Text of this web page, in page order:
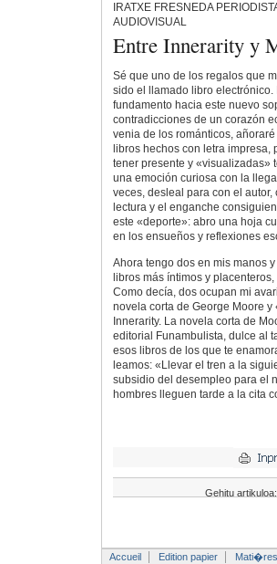
IRATXE FRESNEDA
AUDIOVISUAL
Entre Innerarity y
Sé que uno de los regalos que
sido el llamado libro
fundamento hacia este nuevo
contradicciones de un corazón
venia de los románticos,
libros hechos con letra
tener presente y «visualizadas»
una emoción curiosa con la
veces, desleal para con el
lectura y el enganche
este «deporte»: abro una hoja
en los ensueños y reflexiones
Ahora tengo dos en mis manos
libros más íntimos y
Como decía, dos ocupan mi
novela corta de George Moore
Innerarity. La novela corta de
editorial Funambulista, dulce al
esos libros de los que te
leamos: «Llevar el tren a la
subsidio del desempleo para el
hombres lleguen tarde a la cita
Gehitu artikuloa:
Accueil Edition papier Mati�res